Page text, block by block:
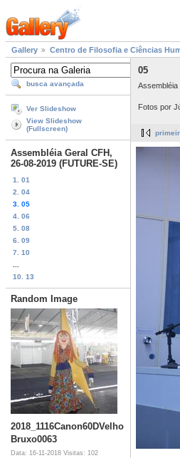
Gallery Centro de Filosofia e Ciências
busca avançada
Ver Slideshow
View Slideshow
(Fullscreen)
Assembléia Geral CFH,
26-08-2019 (FUTURE-SE)
1. 01
2. 04
3. 05
4. 06
5. 08
6. 09
7. 10
10. 13
Random Image
2018_1116Canon60DVelho
Bruxo0063
Data: 16-11-2018 Visitas: 102
05
Fotos por